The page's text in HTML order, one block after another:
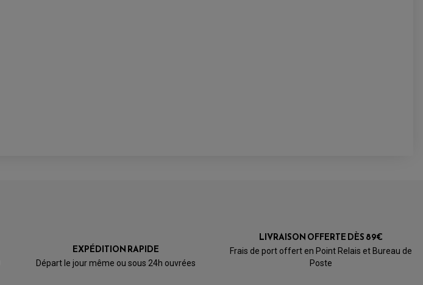
EXPÉDITION RAPIDE
Départ le jour même ou sous 24h ouvrées
LIVRAISON OFFERTE DÈS 89€
Frais de port offert en Point Relais et Bureau de
Poste